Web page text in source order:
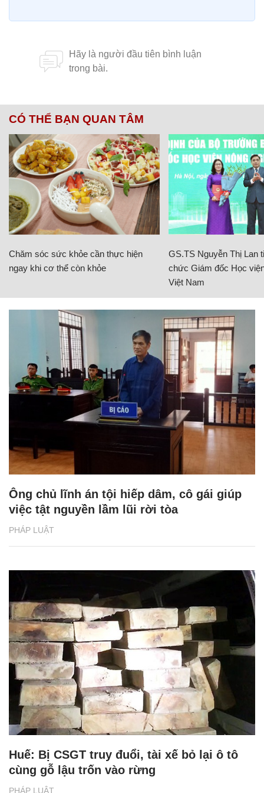
CÓ THỂ BẠN QUAN TÂM
Chăm sóc sức khỏe cần thực hiện
ngay khi cơ thể còn khỏe
GS.TS Nguyễn Thị Lan
chức Giám đốc Học
Việt Nam
PHÁP LUẬT
Ông chủ lĩnh án tội hiếp dâm, cô gái giúp
việc tật nguyền lầm lũi rời tòa
PHÁP LUẬT
Huế: Bị CSGT truy đuổi, tài xế bỏ lại ô tô
cùng gỗ lậu trốn vào rừng